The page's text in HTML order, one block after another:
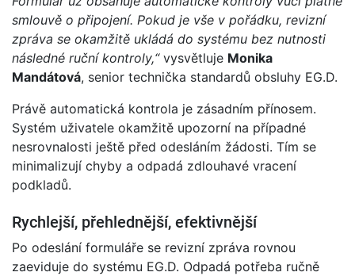
smlouvě o připojení. Pokud je vše v pořádku, revizní
zpráva se okamžitě ukládá do systému bez nutnosti
následné ruční kontroly,“ vysvětluje Monika
Mandátová, senior technička standardů obsluhy EG.D.
Právě automatická kontrola je zásadním přínosem.
Systém uživatele okamžitě upozorní na případné
nesrovnalosti ještě před odesláním žádosti. Tím se
minimalizují chyby a odpadá zdlouhavé vracení
podkladů.
Rychlejší, přehlednější, efektivnější
Po odeslání formuláře se revizní zpráva rovnou
zaeviduje do systému EG.D. Odpadá potřeba ručně